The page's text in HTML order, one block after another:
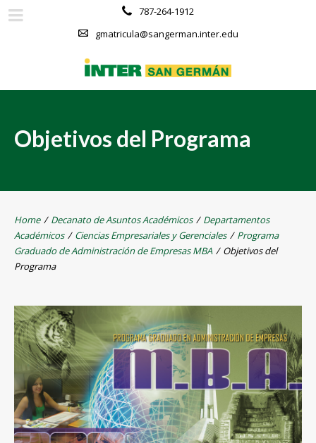
787-264-1912
gmatricula@sangerman.inter.edu
Objetivos del Programa
Home / Decanato de Asuntos Académicos / Departamentos
Académicos / Ciencias Empresariales y Gerenciales / Programa
Graduado de Administración de Empresas MBA / Objetivos del
Programa